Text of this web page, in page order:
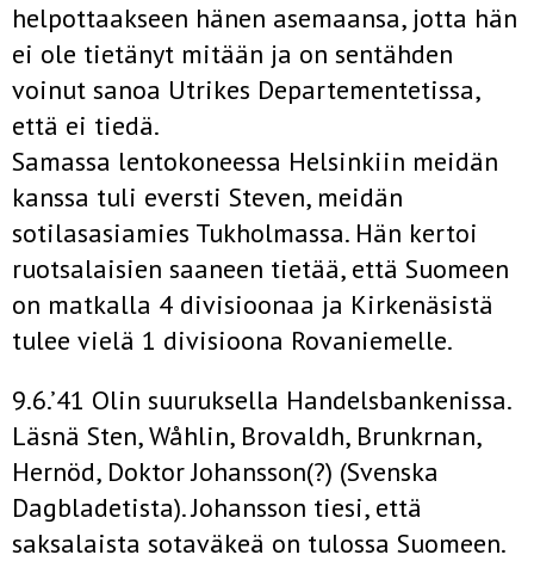
helpottaakseen hänen asemaansa, jotta hän
ei ole tietänyt mitään ja on sentähden
voinut sanoa Utrikes Departementetissa,
että ei tiedä.
Samassa lentokoneessa Helsinkiin meidän
kanssa tuli eversti Steven, meidän
sotilasasiamies Tukholmassa. Hän kertoi
ruotsalaisien saaneen tietää, että Suomeen
on matkalla 4 divisioonaa ja Kirkenäsistä
tulee vielä 1 divisioona Rovaniemelle.
9.6.’41 Olin suuruksella Handelsbankenissa.
Läsnä Sten, Wåhlin, Brovaldh, Brunkrnan,
Hernöd, Doktor Johansson(?) (Svenska
Dagbladetista). Johansson tiesi, että
saksalaista sotaväkeä on tulossa Suomeen.